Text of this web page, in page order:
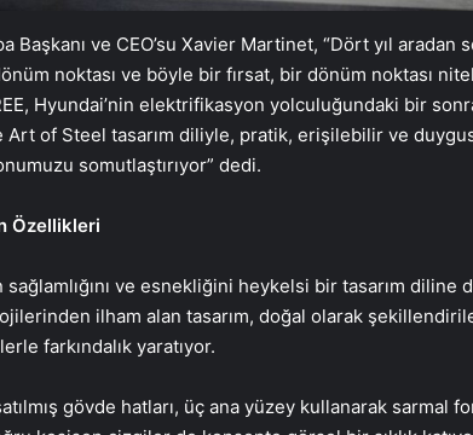
Başkanı ve CEO’su Xavier Martinet, “Dört yıl aradan
noktası ve böyle bir fırsat, bir dönüm noktası
Hyundai’nin elektrifikasyon yolculuğundaki bir
Art of Steel tasarım diliyle, pratik, erişilebilir ve
somutlaştırıyor” dedi.
Özellikleri
ve esnekliğini heykelsi bir tasarım diline
ilham alan tasarım, doğal olarak
farkındalık yaratıyor.
gövde hatları, üç ana yüzey kullanarak sarmal